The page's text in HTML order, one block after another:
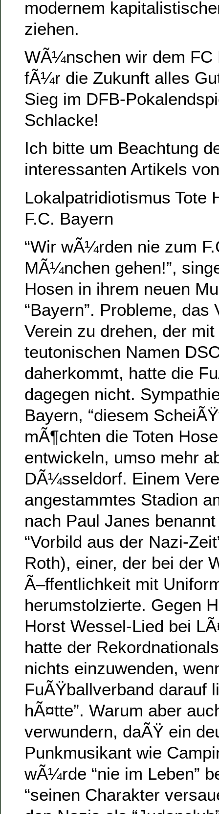
modernem
ziehen.
WÃ¼nschen wir dem FC
fÃ¼r die Zukunft alles
Sieg im DFB-
Schlacke!
Ich bitte um Beachtung
interessanten Artikels
Lokalpatridiotismus Tote
F.C. Bayern
“Wir wÃ¼rden nie zum
MÃ¼nchen gehen!”,
Hosen in ihrem neuen
“Bayern”. Probleme, das
Verein zu drehen, der
teutonischen Namen
daherkommt, hatte die
dagegen nicht.
Bayern, “diesem
mÃ¶chten die Toten
entwickeln, umso mehr
DÃ¼sseldorf. Einem
angestammtes Stadion
nach Paul Janes
“Vorbild aus der Nazi-
Roth), einer, der bei der
Ã–ffentlichkeit mit
herumstolzierte. Gegen
Horst Wessel-Lied bei
hatte der
nichts einzuwenden,
FuÃŸballverband darauf
hÃ¤tte”. Warum aber
verwundern, daÃŸ ein
Punkmusikant wie
wÃ¼rde “nie im Leben”
“seinen Charakter